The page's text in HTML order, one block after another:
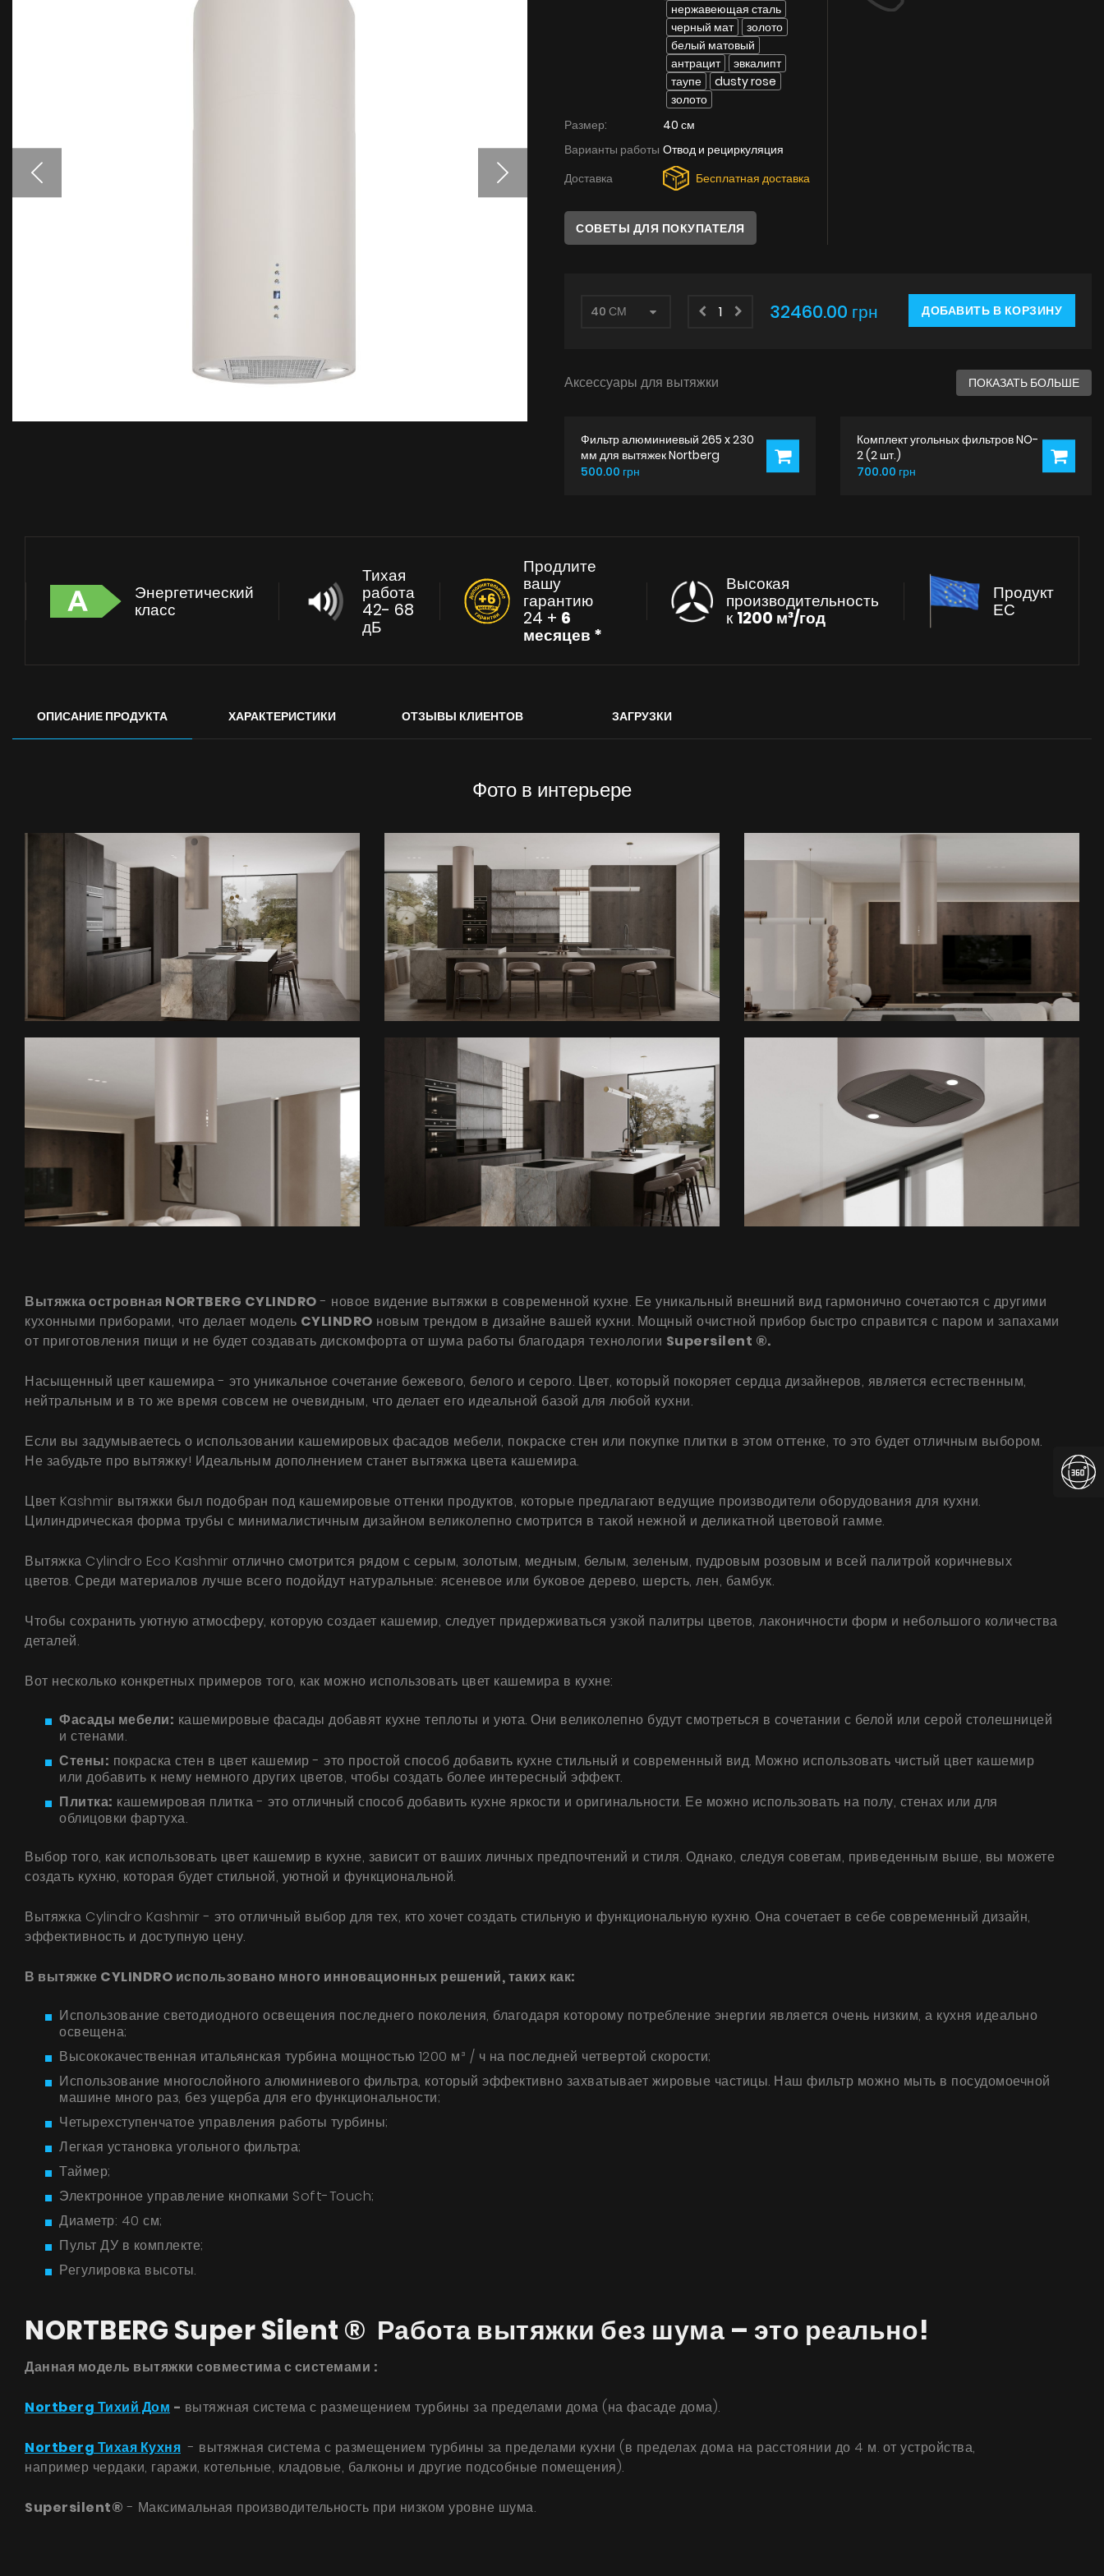
Продукты
О нас
Техническая поддержка
Где купить
Акции
Контакты
нержавеющая сталь
черный мат
золото
белый матовый
антрацит
эвкалипт
таупе
dusty rose
золото
Размер:
40 см
Варианты работы Отвод и рециркуляция
Доставка
Бесплатная доставка
СОВЕТЫ ДЛЯ ПОКУПАТЕЛЯ
32460.00 грн ДОБАВИТЬ В КОРЗИНУ
Аксессуары для вытяжки ПОКАЗАТЬ БОЛЬШЕ
Фильтр алюминиевый 265 x 230
мм для вытяжек Nortberg
500.00 грн
Комплект угольных фильтров NO-
2 (2 шт.)
700.00 грн
Энергетический
класс
Тихая
работа
42- 68
дБ
Продлите
вашу
гарантию
24 + 6
месяцев *
Высокая
производительность
к1200 м³/год
Продукт
ЕС
ОПИСАНИЕ ПРОДУКТА ХАРАКТЕРИСТИКИ ОТЗЫВЫ КЛИЕНТОВ ЗАГРУЗКИ
Фото в интерьере
Вытяжка островная NORTBERG CYLINDRO- новое видение вытяжки в современной кухне. Ее уникальный внешний вид гармонично сочетаются с другими
кухонными приборами, что делает модель CYLINDRO новым трендом в дизайне вашей кухни. Мощный очистной прибор быстро справится с паром и запахами
от приготовления пищи и не будет создавать дискомфорта от шума работы благодаря технологии Supersilent ®.
Насыщенный цвет кашемира - это уникальное сочетание бежевого, белого и серого. Цвет, который покоряет сердца дизайнеров, является естественным,
нейтральным и в то же время совсем не очевидным, что делает его идеальной базой для любой кухни.
Если вы задумываетесь о использовании кашемировых фасадов мебели, покраске стен или покупке плитки в этом оттенке, то это будет отличным выбором.
Не забудьте про вытяжку! Идеальным дополнением станет вытяжка цвета кашемира.
Цвет Kashmir вытяжки был подобран под кашемировые оттенки продуктов, которые предлагают ведущие производители оборудования для кухни.
Цилиндрическая форма трубы с минималистичным дизайном великолепно смотрится в такой нежной и деликатной цветовой гамме.
Вытяжка Cylindro Eco Kashmir отлично смотрится рядом с серым, золотым, медным, белым, зеленым, пудровым розовым и всей палитрой коричневых
цветов. Среди материалов лучше всего подойдут натуральные: ясеневое или буковое дерево, шерсть, лен, бамбук.
Чтобы сохранить уютную атмосферу, которую создает кашемир, следует придерживаться узкой палитры цветов, лаконичности форм и небольшого количества
деталей.
Вот несколько конкретных примеров того, как можно использовать цвет кашемира в кухне:
Фасады мебели: кашемировые фасады добавят кухне теплоты и уюта. Они великолепно будут смотреться в сочетании с белой или серой столешницей
и стенами.
Стены: покраска стен в цвет кашемир - это простой способ добавить кухне стильный и современный вид. Можно использовать чистый цвет кашемир
или добавить к нему немного других цветов, чтобы создать более интересный эффект.
Плитка: кашемировая плитка - это отличный способ добавить кухне яркости и оригинальности. Ее можно использовать на полу, стенах или для
облицовки фартуха.
Выбор того, как использовать цвет кашемир в кухне, зависит от ваших личных предпочтений и стиля. Однако, следуя советам, приведенным выше, вы можете
создать кухню, которая будет стильной, уютной и функциональной.
Вытяжка Cylindro Kashmir - это отличный выбор для тех, кто хочет создать стильную и функциональную кухню. Она сочетает в себе современный дизайн,
эффективность и доступную цену.
В вытяжке CYLINDRO использовано много инновационных решений, таких как:
Использование светодиодного освещения последнего поколения, благодаря которому потребление энергии является очень низким, а кухня идеально
освещена;
Высококачественная итальянская турбина мощностью 1200 м³ / ч на последней четвертой скорости;
Использование многослойного алюминиевого фильтра, который эффективно захватывает жировые частицы. Наш фильтр можно мыть в посудомоечной
машине много раз, без ущерба для его функциональности;
Четырехступенчатое управления работы турбины;
Легкая установка угольного фильтра;
Таймер;
Электронное управление кнопками Soft-Touch;
Диаметр: 40 см;
Пульт ДУ в комплекте;
Регулировка высоты.
NORTBERG Super Silent ® Работа вытяжки без шума – это реально!
Данная модель вытяжки совместима с системами ​:
Nortberg Тихий Дом - вытяжная система с размещением турбины за пределами дома (на фасаде дома).
Nortberg Тихая Кухня - вытяжная система с размещением турбины за пределами кухни (в пределах дома на расстоянии до 4 м. от устройства,
например чердаки, гаражи, котельные, кладовые, балконы и другие подсобные помещения).
Supersilent® - Максимальная производительность при низком уровне шума.